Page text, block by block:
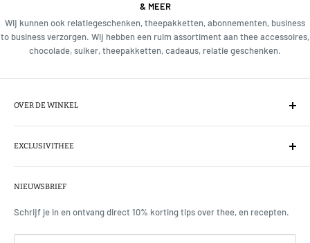
& MEER
Wij kunnen ook relatiegeschenken, theepakketten, abonnementen, business
to business verzorgen. Wij hebben een ruim assortiment aan thee accessoires,
chocolade, suiker, theepakketten, cadeaus, relatie geschenken.
OVER DE WINKEL
Frères, de champagne onder de theesoorten. Tevens voeren wij Le
meer, China, Japan en Indonesië. Wij importeren teven ceremonial
EXCLUSIVITHEE
Over
Theeproeverijen & workshops
Contact
NIEUWSBRIEF
Schrijf je in en ontvang direct 10% korting tips over thee, en recepten.